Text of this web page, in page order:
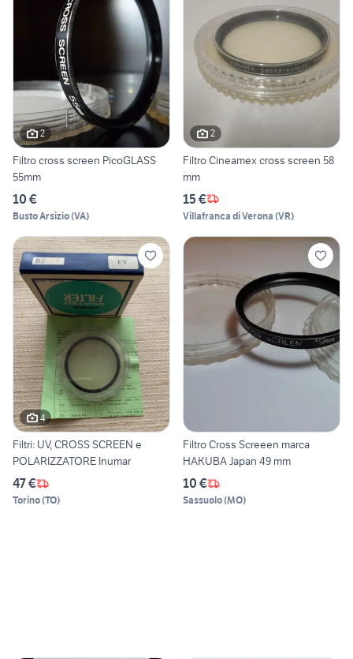
2
Filtro cross screen PicoGLASS
55mm
10 €
Busto Arsizio(VA)
2
Filtro Cineamex cross screen 58
mm
15 €
Villafranca di Verona (VR)
4
Filtri: UV, CROSS SCREEN e
POLARIZZATORE Inumar
47 €
Torino(TO)
Filtro Cross Screeen marca
HAKUBA Japan 49 mm
10 €
Sassuolo(MO)